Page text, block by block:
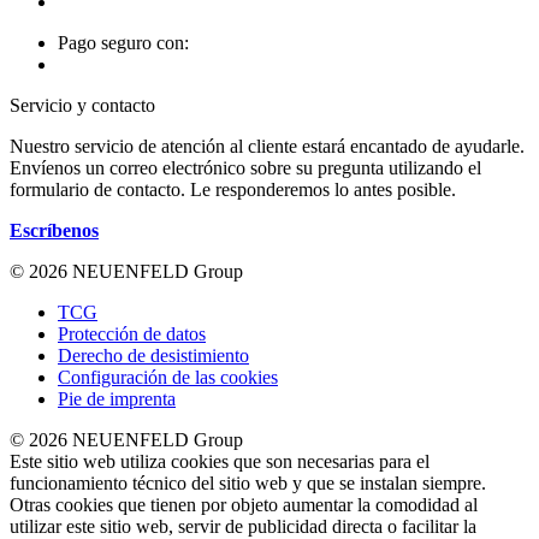
Pago seguro con:
Servicio y contacto
Nuestro servicio de atención al cliente estará encantado de ayudarle.
Envíenos un correo electrónico sobre su pregunta utilizando el
formulario de contacto. Le responderemos lo antes posible.
Escríbenos
© 2026 NEUENFELD Group
TCG
Protección de datos
Derecho de desistimiento
Configuración de las cookies
Pie de imprenta
© 2026 NEUENFELD Group
Este sitio web utiliza cookies que son necesarias para el
funcionamiento técnico del sitio web y que se instalan siempre.
Otras cookies que tienen por objeto aumentar la comodidad al
utilizar este sitio web, servir de publicidad directa o facilitar la